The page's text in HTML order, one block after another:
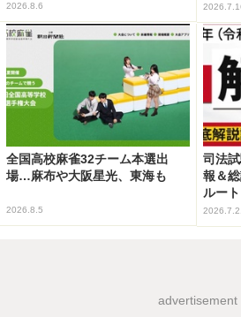
2026.8.6
全国高校麻雀32チーム本選出
場…麻布や大阪星光、東海も
2026.8.5
司法
報＆
ルート
advertisement